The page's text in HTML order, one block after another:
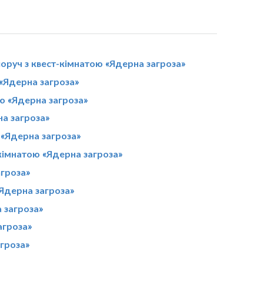
з квест-кімнатою «Ядерна загроза»
загроза»
«Ядерна загроза»
загроза»
загроза»
«Ядерна загроза»
загроза»